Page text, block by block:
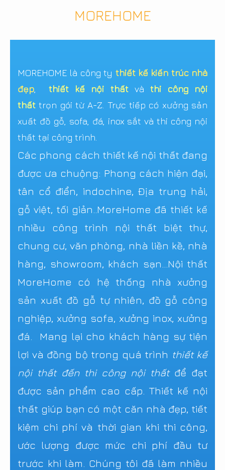
MOREHOME
MOREHOME là công ty thiết kế kiến trúc nhà
đẹp, thiết kế nội thấtvàthi công nội
thất trọn gói từ A-Z. Trực tiếp có xưởng sản
xuất đồ gỗ, sofa, đá, inox sắt và thi công nội
thất tại công trình.
Các phong cách thiết kế nội thất đang
được ưa chuộng: Phong cách hiện đại,
tân cổ điển, indochine, Địa trung hải,
gỗ việt, tối giản..MoreHome đã thiết kế
nhiều công trình nội thất biệt thự,
chung cư, văn phòng, nhà liền kề, nhà
hàng, showroom, khách sạn...Nội thất
MoreHome có hệ thống nhà xưởng
sản xuất đồ gỗ tự nhiên, đồ gỗ công
nghiệp, xưởng sofa, xưởng inox, xưởng
đá. Mang lại cho khách hàng sự tiện
lợi và đồng bộ trong quá trình thiết kế
nội thất đến thi công nội thấtđể đạt
được sản phẩm cao cấp. Thiết kế nội
thất giúp bạn có một căn nhà đẹp, tiết
kiệm chi phí và thời gian khi thi công,
ước lượng được mức chi phí đầu tư
trước khi làm. Chúng tôi đã làm nhiều